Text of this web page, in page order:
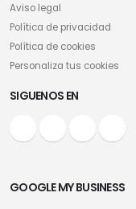
Aviso legal
Política de privacidad
Política de cookies
Personaliza tus cookies
SIGUENOS EN
GOOGLE MY BUSINESS